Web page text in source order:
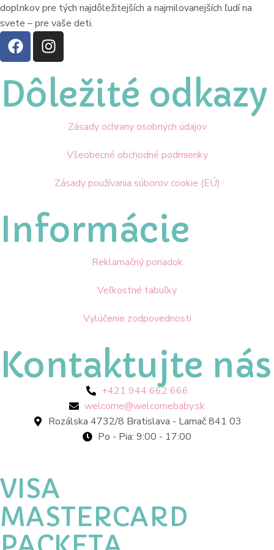
doplnkov pre tých najdôležitejších a najmilovanejších ľudí na
svete – pre vaše deti.
Dôležité odkazy
Zásady ochrany osobných údajov
Všeobecné obchodné podmienky
Zásady používania súborov cookie (EÚ)
Informácie
Reklamačný poriadok
Veľkostné tabuľky
Vylúčenie zodpovednosti
Kontaktujte nás
+421 944 662 666
welcome@welcomebaby.sk
Rozálska 4732/8 Bratislava - Lamač 841 03
Po - Pia: 9:00 - 17:00
VISA
MASTERCARD